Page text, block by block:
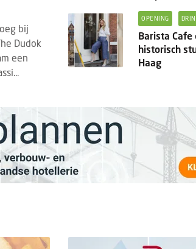
bij
Dudok
een
OPENING
Barista Cafe
historisch
Haag